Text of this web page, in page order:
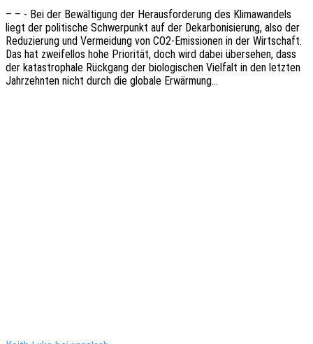
– – - Bei der Bewäl­ti­gung der Heraus­for­de­rung des Klima­wan­dels
liegt der poli­ti­sche Schwer­punkt auf der Dekar­bo­ni­sie­rung, also der
Redu­zie­rung und Vermei­dung von CO2-Emis­­sio­­nen in der Wirt­schaft.
Das hat zwei­fel­los hohe Prio­ri­tät, doch wird dabei über­se­hen, dass
der kata­stro­pha­le Rück­gang der biolo­gi­schen Viel­falt in den letz­ten
Jahr­zehn­ten nicht durch die globa­le Erwärmung…